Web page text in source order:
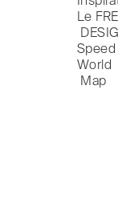
Le
Speed
World
Map